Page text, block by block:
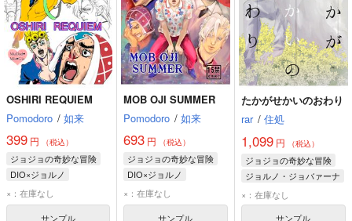
OSHIRI REQUIEM
Pomodoro / 如来
399 円 （税込）
ジョジョの奇妙な冒険
DIO×ジョルノ
ジョルノ・ジョバァーナ
グイード・ミスタ
×：在庫なし
サンプル
MOB OJI SUMMER
Pomodoro / 如来
693 円 （税込）
ジョジョの奇妙な冒険
DIO×ジョルノ
ジョルノ・ジョバァーナ
DIO
×：在庫なし
サンプル
たかがせかいのおわり
rar / 住処
1,099円 （税込）
ジョジョの奇妙な冒険
ジョルノ・ジョバァーナ
DIO
×：在庫なし
サンプル